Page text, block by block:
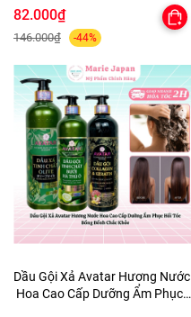
82.000₫
146.000₫ -44%
Dầu Gội Xả Avatar Hương Nước
Hoa Cao Cấp Dưỡng Ẩm Phục